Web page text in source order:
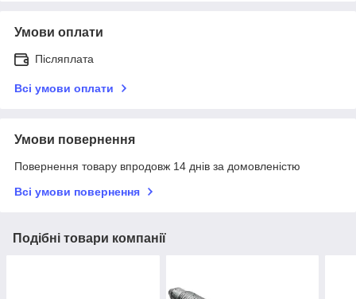
Умови оплати
Післяплата
Всі умови оплати
Умови повернення
Повернення товару впродовж 14 днів за домовленістю
Всі умови повернення
Подібні товари компанії